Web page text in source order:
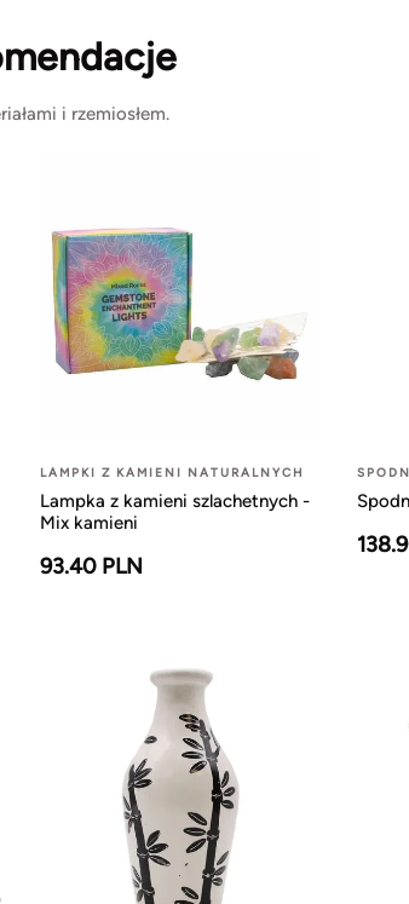
i rzemiosłem.
LAMPKI Z KAMIENI NATURALNYCH
Lampka z kamieni szlachetnych -
Mix kamieni
93.40 PLN